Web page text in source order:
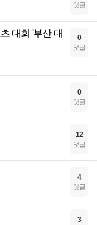
댓글
대회 '부산 대
0
댓글
0
댓글
12
댓글
4
댓글
3